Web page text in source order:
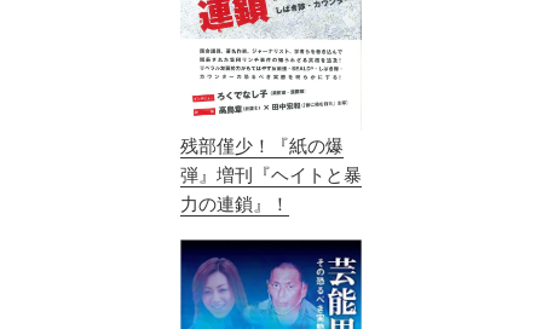
残部僅少！『紙の爆
弾』増刊『ヘイトと暴
力の連鎖』！